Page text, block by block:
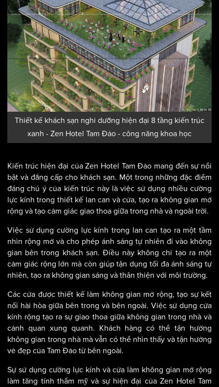
Thiết kế khách sạn nghỉ dưỡng hiện đại 8 tầng kiến trúc
xanh - Zen Hotel Tam Đảo - công năng khoa học
Kiến trúc hiện đại của Zen Hotel Tam Đảo mang đến sự nổi
bật và đẳng cấp cho khách sạn. Một trong những đặc điểm
đáng chú ý của kiến trúc này là việc sử dụng nhiều cường
lực kính trong thiết kế lan can và cửa, tạo ra không gian mở
rộng và tạo cảm giác giao thoa giữa trong nhà và ngoài trời.
Việc sử dụng cường lực kính trong lan can tạo ra một tầm
nhìn rộng mở và cho phép ánh sáng tự nhiên đi vào không
gian bên trong khách sạn. Điều này không chỉ tạo ra một
cảm giác rộng lớn mà còn giúp tận dụng tối đa ánh sáng tự
nhiên, tạo ra không gian sáng và thân thiện với môi trường.
Các cửa được thiết kế làm không gian mở rộng, tạo sự kết
nối hài hòa giữa bên trong và bên ngoài. Việc sử dụng cửa
kính rộng tạo ra sự giao thoa giữa không gian trong nhà và
cảnh quan xung quanh. Khách hàng có thể tận hưởng
không gian trong nhà mà vẫn có thể nhìn thấy và tận hưởng
vẻ đẹp của Tam Đảo từ bên ngoài.
Sự sử dụng cường lực kính và cửa làm không gian mở rộng
làm tăng tính thẩm mỹ và sự hiện đại của Zen Hotel Tam